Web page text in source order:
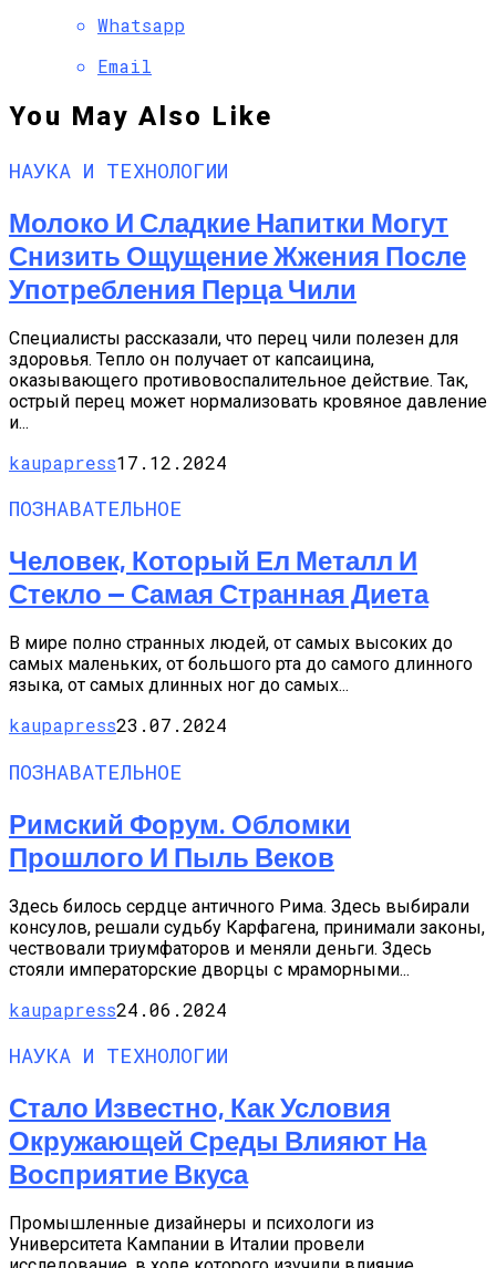
Whatsapp
Email
You May Also Like
НАУКА И ТЕХНОЛОГИИ
Молоко И Сладкие Напитки Могут
Снизить Ощущение Жжения После
Употребления Перца Чили
Специалисты рассказали, что перец чили полезен для
здоровья. Тепло он получает от капсаицина,
оказывающего противовоспалительное действие. Так,
острый перец может нормализовать кровяное давление
и...
kaupapress17.12.2024
ПОЗНАВАТЕЛЬНОЕ
Человек, Который Ел Металл И
Стекло — Самая Странная Диета
В мире полно странных людей, от самых высоких до
самых маленьких, от большого рта до самого длинного
языка, от самых длинных ног до самых...
kaupapress23.07.2024
ПОЗНАВАТЕЛЬНОЕ
Римский Форум. Обломки
Прошлого И Пыль Веков
Здесь билось сердце античного Рима. Здесь выбирали
консулов, решали судьбу Карфагена, принимали законы,
чествовали триумфаторов и меняли деньги. Здесь
стояли императорские дворцы с мраморными...
kaupapress24.06.2024
НАУКА И ТЕХНОЛОГИИ
Стало Известно, Как Условия
Окружающей Среды Влияют На
Восприятие Вкуса
Промышленные дизайнеры и психологи из
Университета Кампании в Италии провели